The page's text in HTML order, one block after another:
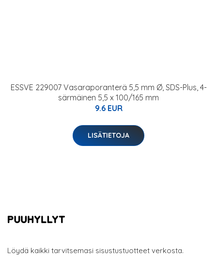
ESSVE 229007 Vasaraporanterä 5,5 mm Ø, SDS-Plus, 4-
särmäinen 5,5 x 100/165 mm
9.6 EUR
LISÄTIETOJA
Löydä kaikki tarvitsemasi sisustustuotteet verkosta.